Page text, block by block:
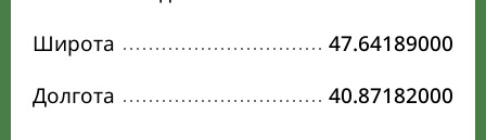
Широта
47.64189000
Долгота
40.87182000